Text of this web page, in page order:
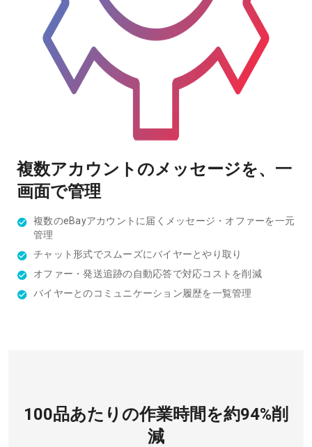
複数アカウントのメッセージを、一
画面で管理
複数のeBayアカウントに届くメッセージ・オファーを一元
管理
チャット形式でスムーズにバイヤーとやり取り
オファー・発送追跡の自動応答で対応コストを削減
バイヤーとのコミュニケーション履歴を一覧管理
100品あたりの作業時間を約94%削
減